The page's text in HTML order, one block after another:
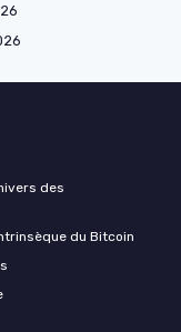
des
du Bitcoin